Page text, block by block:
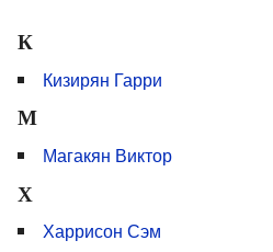
К
Кизирян Гарри
М
Магакян Виктор
Х
Харрисон Сэм